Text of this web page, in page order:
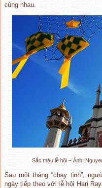
cùng nhau.
Sắc màu lễ hội – Ảnh:
Sau một tháng “chay tịnh”,
ngày tiếp theo với lễ hội Hari